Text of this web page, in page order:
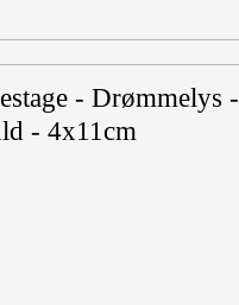
- Drømmelys -
- 4x11cm